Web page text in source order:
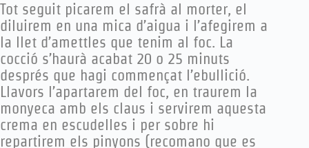
Tot seguit picarem el safrà al morter, el
diluirem en una mica d’aigua i l’afegirem a
la llet d’amettles que tenim al foc. La
cocció s’haurà acabat 20 o 25 minuts
després que hagi commençat l’ebullició.
Llavors l’apartarem del foc, en traurem la
monyeca amb els claus i servirem aquesta
crema en escudelles i per sobre hi
repartirem els pinyons (recomano que es